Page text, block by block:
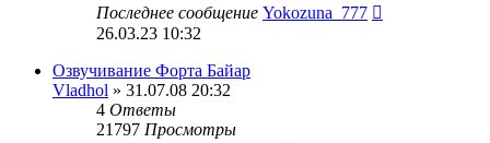
Последнее сообщение Yokozuna_777
26.03.23 10:32
Озвучивание Форта Байар
Vladhol » 31.07.08 20:32
4 Ответы
21797 Просмотры